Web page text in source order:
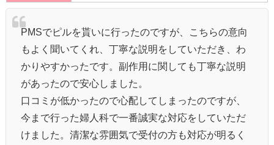
PMSでピルを貰いに行ったのですが、こちらの意向
もよく聞いてくれ、丁寧な説明をしていただき、わ
かりやすかったです。副作用に関しても丁寧な説明
があったので安心しました。
口コミが低かったので心配してしまったのですが、
今まで行った婦人科で一番誠実な対応をしていただ
けました。清潔な雰囲気で受付の方も対応が明るく